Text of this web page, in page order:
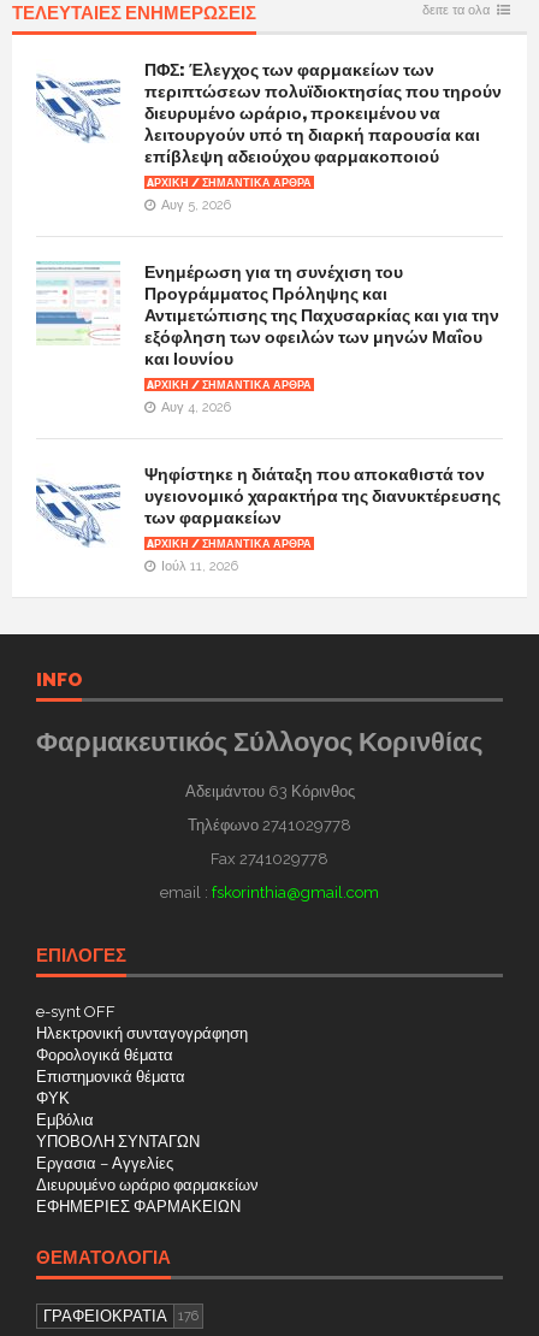
ΤΕΛΕΥΤΑΙΕΣ ΕΝΗΜΕΡΩΣΕΙΣ δειτε τα ολα
ΠΦΣ: Έλεγχος των φαρμακείων των
περιπτώσεων πολυϊδιοκτησίας που τηρούν
διευρυμένο ωράριο, προκειμένου να
λειτουργούν υπό τη διαρκή παρουσία και
επίβλεψη αδειούχου φαρμακοποιού
AΡΧΙΚΉ / ΣΗΜΑΝΤΙΚΆ ΆΡΘΡΑ
Αυγ 5, 2026
Ενημέρωση για τη συνέχιση του
Προγράμματος Πρόληψης και
Αντιμετώπισης της Παχυσαρκίας και για την
εξόφληση των οφειλών των μηνών Μαΐου
και Ιουνίου
AΡΧΙΚΉ / ΣΗΜΑΝΤΙΚΆ ΆΡΘΡΑ
Αυγ 4, 2026
Ψηφίστηκε η διάταξη που αποκαθιστά τον
υγειονομικό χαρακτήρα της διανυκτέρευσης
των φαρμακείων
AΡΧΙΚΉ / ΣΗΜΑΝΤΙΚΆ ΆΡΘΡΑ
Ιούλ 11, 2026
INFO
Φαρμακευτικός Σύλλογος Κορινθίας
Αδειμάντου 63 Κόρινθος
Τηλέφωνο 2741029778
Fax 2741029778
email : fskorinthia@gmail.com
ΕΠΙΛΟΓΕΣ
e-synt OFF
Ηλεκτρονική συνταγογράφηση
Φορολογικά θέματα
Επιστημονικά θέματα
ΦΥΚ
Εμβόλια
ΥΠΟΒΟΛΗ ΣΥΝΤΑΓΩΝ
Εργασια – Αγγελίες
Διευρυμένο ωράριο φαρμακείων
ΕΦΗΜΕΡΙΕΣ ΦΑΡΜΑΚΕΙΩΝ
ΘΕΜΑΤΟΛΟΓΊΑ
ΓΡΑΦΕΙΟΚΡΑΤΙΑ 176